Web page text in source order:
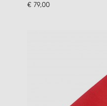
€ 79,00